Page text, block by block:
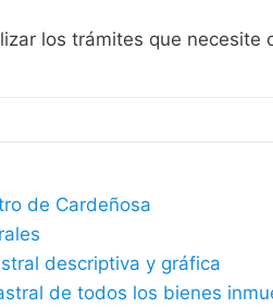
los trámites que necesite
de Cardeñosa
descriptiva y gráfica
de todos los bienes